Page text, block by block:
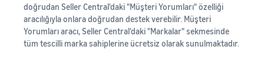
doğrudan Seller Central'daki "Müşteri Yorumları" özelliği
aracılığıyla onlara doğrudan destek verebilir. Müşteri
Yorumları aracı, Seller Central'daki "Markalar" sekmesinde
tüm tescilli marka sahiplerine ücretsiz olarak sunulmaktadır.